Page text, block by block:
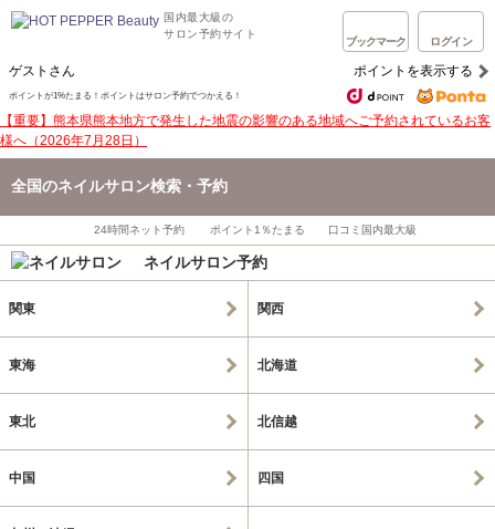
国内最大級の
サロン予約サイト
ブックマーク ログイン
ゲストさん ポイントを表示する
ポイントが1%たまる！ポイントはサロン予約でつかえる！
【重要】熊本県熊本地方で発生した地震の影響のある地域へご予約されているお客
様へ（2026年7月28日）
全国のネイルサロン検索・予約
24時間ネット予約 ポイント1％たまる 口コミ国内最大級
ネイルサロン予約
関東 関西
東海 北海道
東北 北信越
中国 四国